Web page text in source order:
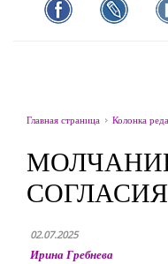
Главная страница Колонка
02.07.2025
Ирина Гребнева